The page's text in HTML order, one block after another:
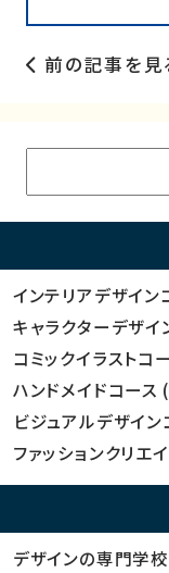
前の記事を見
インテリアデザイン
キャラクターデザイ
コミックイラストコ
ハンドメイドコース
ビジュアルデザイン
ファッションクリエ
デザインの専門学